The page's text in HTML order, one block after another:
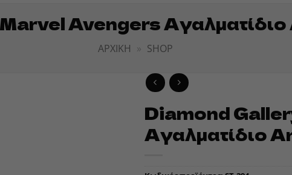
Avengers
ΑΡΧΙΚΉ » SHOP
Diamond
Αγαλματίδιο